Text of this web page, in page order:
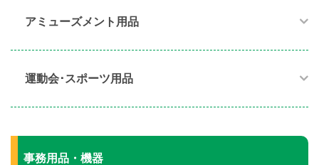
アミューズメント用品​
運動会･スポーツ用品​
事務用品・機器